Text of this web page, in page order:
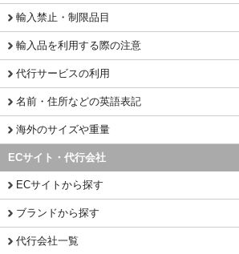
輸入禁止・制限品目
輸入品を利用する際の注意
代行サービスの利用
名前・住所などの英語表記
海外のサイズや重量
ECサイト・代行会社
ECサイトから探す
ブランドから探す
代行会社一覧